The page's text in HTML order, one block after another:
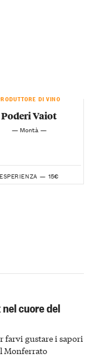
DI VINO
Poderi Vaiot
— Montà —
ESPERIENZA — 15€
cuore del
farvi gustare i sapori
Monferrato